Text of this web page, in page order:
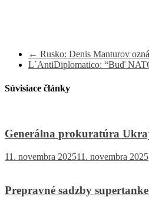
← Rusko: Denis Manturov
L´AntiDiplomatico: “Buď
Súvisiace články
Generálna prokuratúra
11. novembra 202511. novembra 2025
Prepravné sadzby